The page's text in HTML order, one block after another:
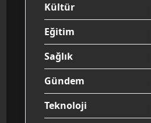
Kültür
Eğitim
Sağlık
Gündem
Teknoloji